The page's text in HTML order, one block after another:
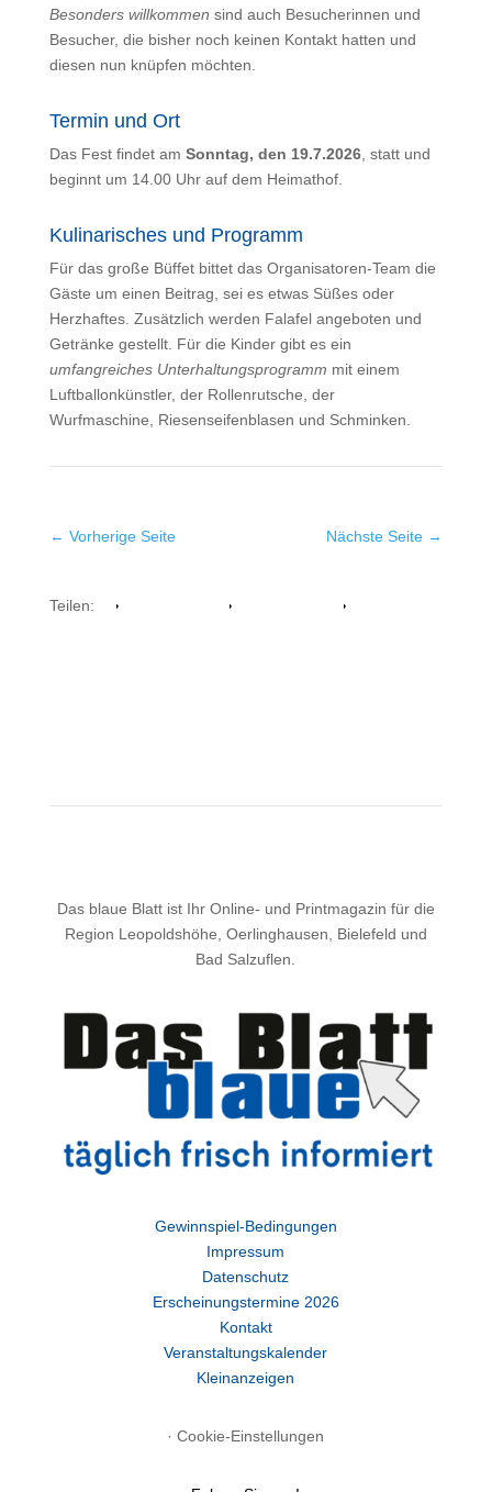
Besonders willkommen sind auch Besucherinnen und
Besucher, die bisher noch keinen Kontakt hatten und
diesen nun knüpfen möchten.
Termin und Ort
Das Fest findet am Sonntag, den 19.7.2026, statt und
beginnt um 14.00 Uhr auf dem Heimathof.
Kulinarisches und Programm
Für das große Büffet bittet das Organisatoren-Team die
Gäste um einen Beitrag, sei es etwas Süßes oder
Herzhaftes. Zusätzlich werden Falafel angeboten und
Getränke gestellt. Für die Kinder gibt es ein
umfangreiches Unterhaltungsprogramm mit einem
Luftballonkünstler, der Rollenrutsche, der
Wurfmaschine, Riesenseifenblasen und Schminken.
← Vorherige Seite Nächste Seite →
Teilen: Facebook Whatsapp Twitter
Das blaue Blatt ist Ihr Online- und Printmagazin für die
Region Leopoldshöhe, Oerlinghausen, Bielefeld und
Bad Salzuflen.
Gewinnspiel-Bedingungen
Impressum
Datenschutz
Erscheinungstermine 2026
Kontakt
Veranstaltungskalender
Kleinanzeigen
·Cookie-Einstellungen